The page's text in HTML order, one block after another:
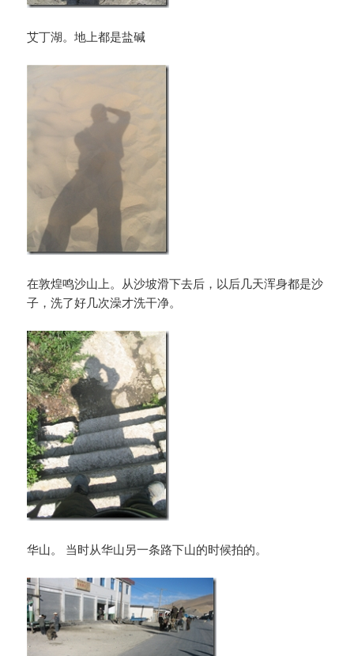
艾丁湖。地上都是盐碱
在敦煌鸣沙山上。从沙坡滑下去后，以后几天浑身都是沙
子，洗了好几次澡才洗干净。
华山。 当时从华山另一条路下山的时候拍的。